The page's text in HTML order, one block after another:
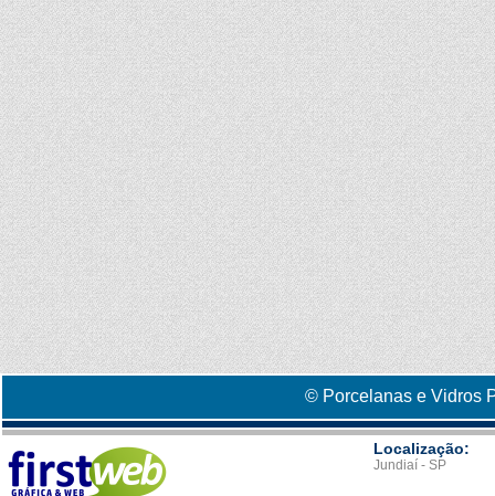
© Porcelanas e Vidros
Localização:
Jundiaí - SP